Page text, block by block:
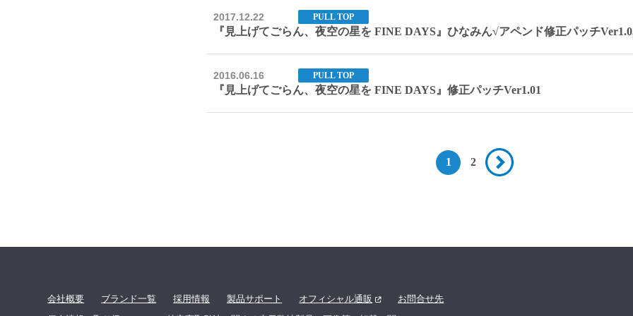
2017.12.22 PULL TOP
『見上げてごらん、夜空の星を FINE DAYS』ひなみん√アペンド修正パッチ
2016.06.16 PULL TOP
『見上げてごらん、夜空の星を FINE DAYS』修正パッチVer1.01
1 2
会社概要 ブランド一覧 採用情報 製品サポート オフィシャル通販
お問合せ先